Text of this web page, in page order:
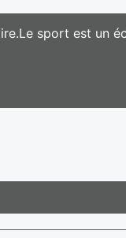
sport est un